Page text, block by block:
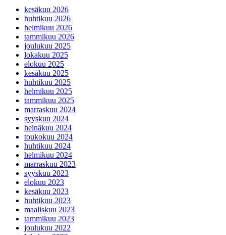
kesäkuu 2026
huhtikuu 2026
helmikuu 2026
tammikuu 2026
joulukuu 2025
lokakuu 2025
elokuu 2025
kesäkuu 2025
huhtikuu 2025
helmikuu 2025
tammikuu 2025
marraskuu 2024
syyskuu 2024
heinäkuu 2024
toukokuu 2024
huhtikuu 2024
helmikuu 2024
marraskuu 2023
syyskuu 2023
elokuu 2023
kesäkuu 2023
huhtikuu 2023
maaliskuu 2023
tammikuu 2023
joulukuu 2022